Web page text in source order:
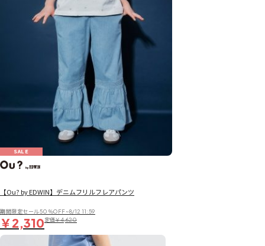
SALE
【Ou? by EDWIN】デニムフリルフレアパンツ
期間限定セール50％OFF~8/12 11:59
￥2,310定価￥4,620